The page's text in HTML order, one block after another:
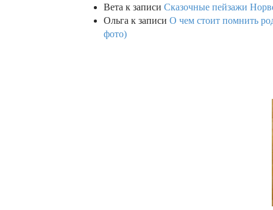
Вета к записи Сказочные пейзажи
Ольга к записи О чем стоит помнить
фото)